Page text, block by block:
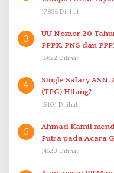
17835 Dilihat
3
UU Nomor 20
PPPK. PNS dan
15622 Dilihat
4
Single Salary ASN,
(TPG) Hilang?
15401 Dilihat
5
Ahmad Kamil mendampingi Langsung Dike Mandala
Putra pada Acara
Proklamasi Mirip
14528 Dilihat